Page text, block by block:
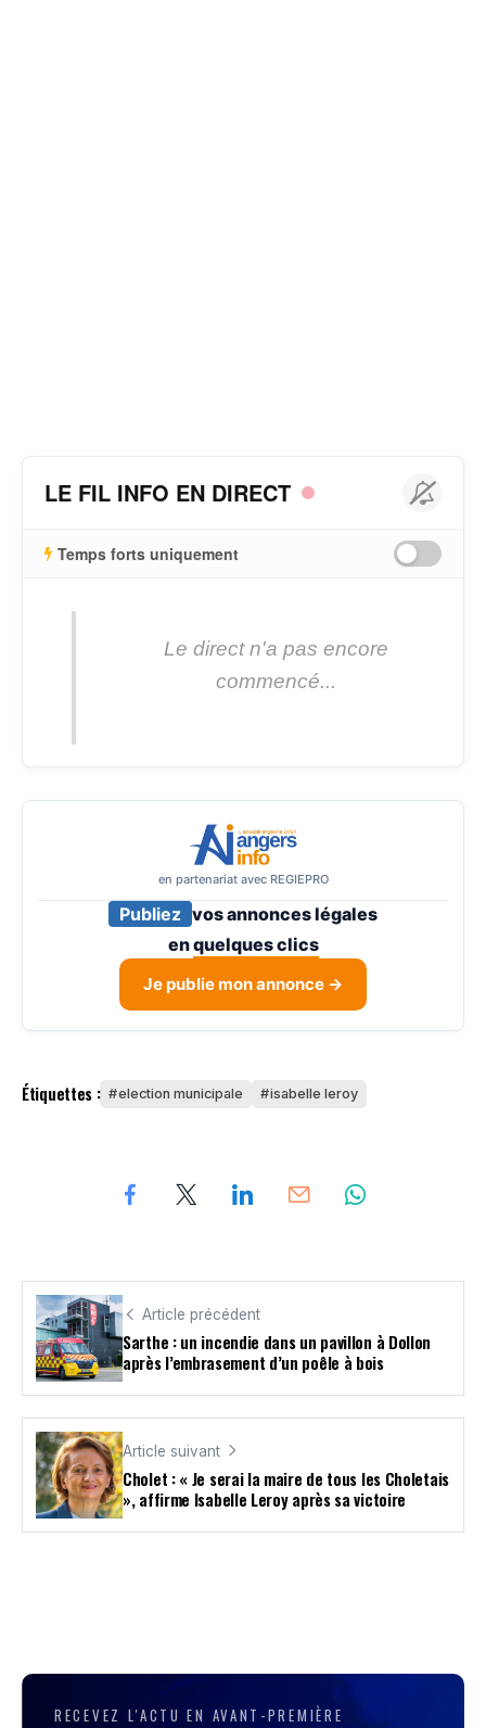
LE FIL INFO EN DIRECT
Temps forts uniquement
Le direct n'a pas encore
commencé...
en partenariat avec REGIEPRO
Publiez vos annonces légales
enquelques clics
Je publie mon annonce →
Étiquettes : election municipale isabelle leroy
Article précédent
Sarthe : un incendie dans un pavillon à Dollon
après l’embrasement d’un poêle à bois
Article suivant
Cholet : « Je serai la maire de tous les Choletais
», affirme Isabelle Leroy après sa victoire
RECEVEZ L'ACTU EN AVANT-PREMIÈRE